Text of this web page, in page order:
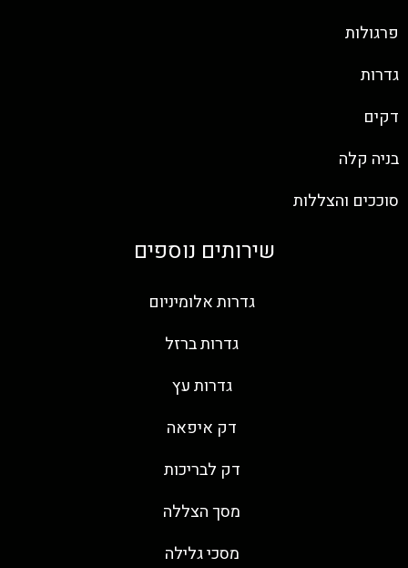
פרגולות
גדרות
דקים
בניה קלה
סוככים והצללות
שירותים נוספים
גדרות אלומיניום
גדרות ברזל
גדרות עץ
דק איפאה
דק לבריכות
מסך הצללה
מסכי גלילה